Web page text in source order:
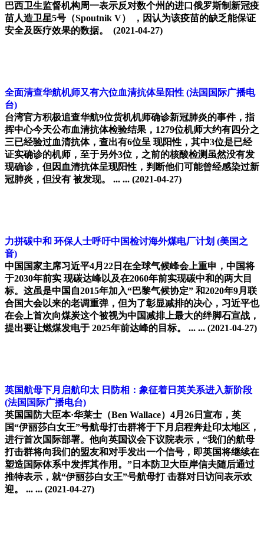
巴西卫生监督机构周一表示反对数个州的进口俄罗斯制新冠疫
苗人造卫星5号（Spoutnik V） ，因认为该疫苗的缺乏能保证
安全及医疗效果的数据。 (2021-04-27)
全面清查华航机师又有六位血清抗体呈阳性 (法国国际广播电
台)
台湾官方积极追查华航9位货机机师确诊新冠肺炎的事件，指
挥中心今天公布血清抗体检验结果，1279位机师大约有四分之
三已经验过血清抗体，查出有6位呈 现阳性，其中3位是已经
证实确诊的机师，至于另外3位，之前的核酸检测虽然没有发
现确诊，但因血清抗体呈现阳性，判断他们可能曾经感染过新
冠肺炎，但没有 被发现。 ... ... (2021-04-27)
力拼碳中和 环保人士呼吁中国检讨海外煤电厂计划 (美国之
音)
中国国家主席习近平4月22日在全球气候峰会上重申，中国将
于2030年前实 现碳达峰以及在2060年前实现碳中和的两大目
标。这虽是中国自2015年加入“巴黎气候协定” 和2020年9月联
合国大会以来的老调重弹，但为了彰显减排的决心，习近平也
在会上首次向煤炭这个被视为中国减排上最大的绊脚石宣战，
提出要让燃煤发电于 2025年前达峰的目标。 ... ... (2021-04-27)
英国航母下月启航印太 日防相：象征着日英关系进入新阶段
(法国国际广播电台)
英国国防大臣本·华莱士（Ben Wallace）4月26日宣布，英
国“伊丽莎白女王”号航母打击群将于下月启程奔赴印太地区，
进行首次国际部署。他向英国议会下议院表示，“我们的航母
打击群将向我们的盟友和对手发出一个信号，即英国将继续在
塑造国际体系中发挥其作用。”日本防卫大臣岸信夫随后通过
推特表示，就“伊丽莎白女王”号航母打 击群对日访问表示欢
迎。 ... ... (2021-04-27)